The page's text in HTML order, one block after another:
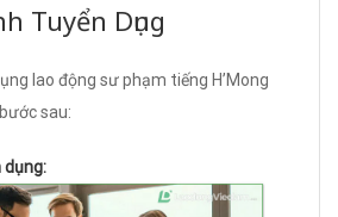
Tuyển Dụng
lao động sư phạm tiếng H’Mong
sau:
dụng: